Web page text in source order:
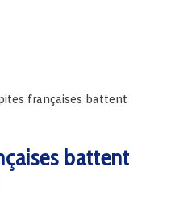
françaises battent
battent